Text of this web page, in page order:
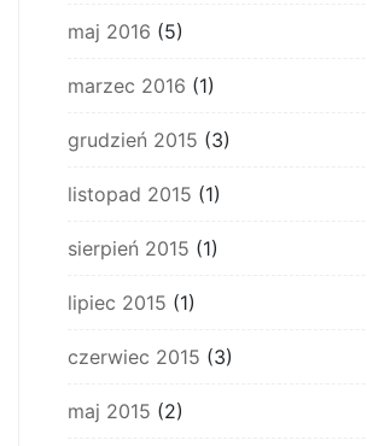
maj 2016 (5)
marzec 2016 (1)
grudzień 2015 (3)
listopad 2015 (1)
sierpień 2015 (1)
lipiec 2015 (1)
czerwiec 2015 (3)
maj 2015 (2)